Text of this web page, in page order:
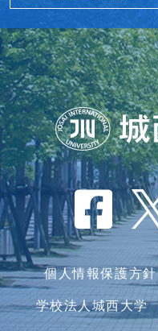
個人情報保護方針
学校法人城西大学